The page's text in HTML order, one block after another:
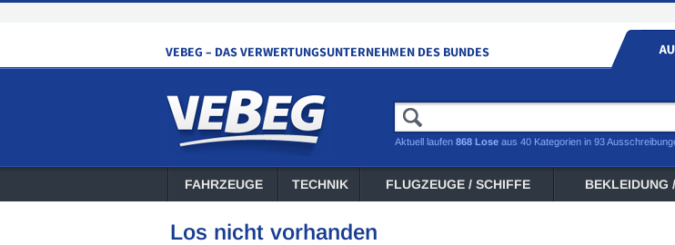
Aktuell laufen 868 Lose aus 40 Kategorien in 93
FAHRZEUGE TECHNIK FLUGZEUGE / SCHIFFE BEKLEIDUNG
Los nicht vorhanden